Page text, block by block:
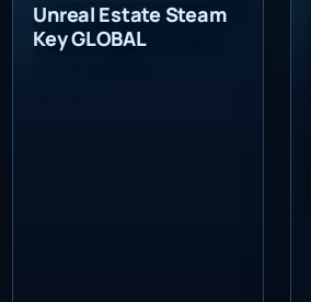
Unreal Estate Steam
Key GLOBAL